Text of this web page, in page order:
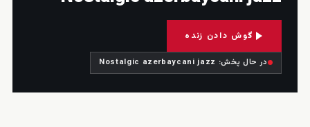
گوش دادن زنده
در حال پخش: Nostalgic azerbaycani jazz